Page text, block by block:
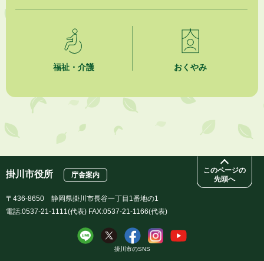
福祉・介護 おくやみ
このページの
先頭へ
掛川市役所 庁舎案内
〒436-8650 静岡県掛川市長谷一丁目1番地の1
電話:0537-21-1111(代表) FAX:0537-21-1166(代表)
掛川市のSNS